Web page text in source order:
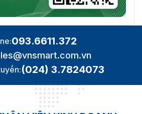
093.6611.372
(024) 3.7824073